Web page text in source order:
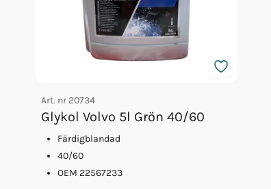
Art. nr 20734
Glykol Volvo 5l Grön 40/60
Färdigblandad
40/60
OEM 22567233